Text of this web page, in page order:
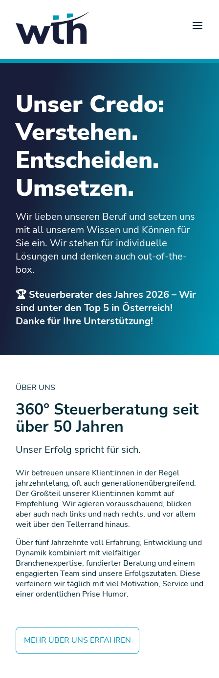
Unser Credo:
Verstehen.
Entscheiden.
Umsetzen.
Wir lieben unseren Beruf und setzen uns
mit all unserem Wissen und Können für
Sie ein. Wir stehen für individuelle
Lösungen und denken auch out-of-the-
box.
🏆 Steuerberater des Jahres 2026 – Wir
sind unter den Top 5 in Österreich!
Danke für Ihre Unterstützung!
ÜBER UNS
360° Steuer­beratung seit
über 50 Jahren
Unser Erfolg spricht für sich.
Wir betreuen unsere Klient:innen in der Regel
jahrzehntelang, oft auch generationenübergreifend.
Der Großteil unserer Klient:innen kommt auf
Empfehlung. Wir agieren vorausschauend, blicken
aber auch nach links und nach rechts, und vor allem
weit über den Tellerrand hinaus.
Über fünf Jahrzehnte voll Erfahrung, Entwicklung und
Dynamik kombiniert mit vielfältiger
Branchenexpertise, fundierter Beratung und einem
engagierten Team sind unsere Erfolgszutaten. Diese
verfeinern wir täglich mit viel Motivation, Service und
einer ordentlichen Prise Humor.
MEHR ÜBER UNS ERFAHREN